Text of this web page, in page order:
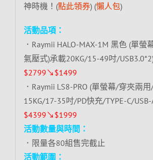
神時機！(點此領券) (懶人包)
活動品項：
．Raymii HALO-MAX-1M 黑色 (單
氣壓式)承載20KG/15-49吋/
$2799↘$1499
．Raymii LS8-PRO (單螢幕/穿夾兩
15KG/17-35吋/PD快充/TYPE-C/USB-
$4399↘$1999
活動數量與時間：
．限量各80組售完截止
活動範圍：